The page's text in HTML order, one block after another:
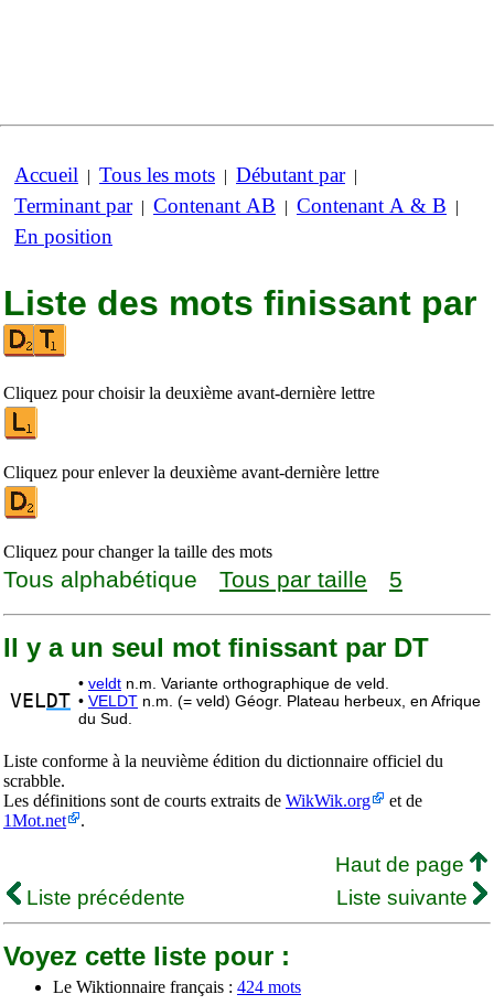
Accueil | Tous les mots | Débutant par|
Terminant par| Contenant AB | Contenant A & B |
En position
Liste des mots finissant par
Cliquez pour choisir la deuxième avant-dernière lettre
Cliquez pour enlever la deuxième avant-dernière lettre
Cliquez pour changer la taille des mots
Tous alphabétique Tous par taille 5
Il y a un seul mot finissant par DT
VEL DT
• veldt n.m. Variante orthographique de veld.
• VELDT n.m. (= veld) Géogr. Plateau herbeux, en Afrique
du Sud.
Liste conforme à la neuvième édition du dictionnaire officiel du
scrabble.
Les définitions sont de courts extraits de WikWik.org
et de
1Mot.net
.
Haut de page
Liste précédente
Liste suivante
Voyez cette liste pour :
Le Wiktionnaire français : 424 mots